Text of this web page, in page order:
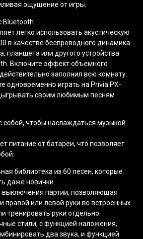
ощущение от игры.
Bluetooth.
легко использовать акустическую
в качестве беспроводного динамика
планшета или другого устройства
Включите эффект объемного
заполнил всю комнату.
одновременно играть на Privia PX-
своим любимым песням
собой, чтобы наслаждаться музыкой
питание от батареи, что позволяет
библиотека из 60 песен, которые
даже новички.
партии, позволяющая
правой или левой руки во встроенных
тренировать руки отдельно.
стили, с функцией наложения,
два звука, и функцией